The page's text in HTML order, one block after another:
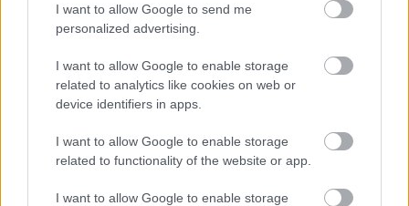
I want to allow Google to send me
personalized advertising.
I want to allow Google to enable storage
related to analytics like cookies on web or
device identifiers in apps.
I want to allow Google to enable storage
related to functionality of the website or app.
I want to allow Google to enable storage
versenyzője, Ryan Blaney számára, aki a Circuit of the
Americas pályán a szombati edzésből kevesebb mint 12
perccel a vége előtt a korlátnak csapódott. A 12-es autó
[&hellip;]
NASCAR / 2022. MÁRC. 27.
Allmendinger Xfinity győzelemmel
hangolt a Cup versenyre COTA-n